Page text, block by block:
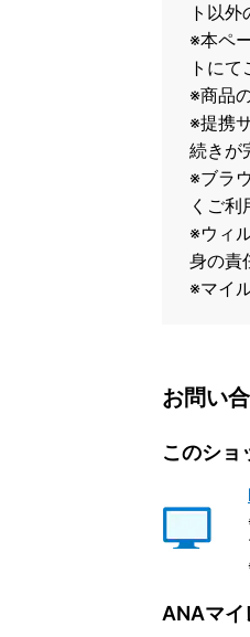
ト以
※本ペ
トにて
※商品
※提携
続きが
※ブラ
くご
※ウィ
身の責
※マイ
お問い
このショ
ANAマイ